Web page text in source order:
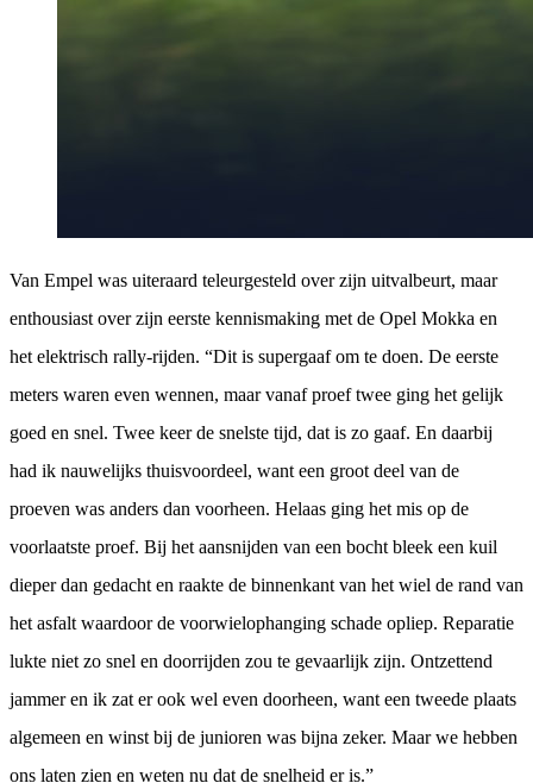
Van Empel was uiteraard teleurgesteld over zijn uitvalbeurt, maar
enthousiast over zijn eerste kennismaking met de Opel Mokka en
het elektrisch rally-rijden. “Dit is supergaaf om te doen. De eerste
meters waren even wennen, maar vanaf proef twee ging het gelijk
goed en snel. Twee keer de snelste tijd, dat is zo gaaf. En daarbij
had ik nauwelijks thuisvoordeel, want een groot deel van de
proeven was anders dan voorheen. Helaas ging het mis op de
voorlaatste proef. Bij het aansnijden van een bocht bleek een kuil
dieper dan gedacht en raakte de binnenkant van het wiel de rand van
het asfalt waardoor de voorwielophanging schade opliep. Reparatie
lukte niet zo snel en doorrijden zou te gevaarlijk zijn. Ontzettend
jammer en ik zat er ook wel even doorheen, want een tweede plaats
algemeen en winst bij de junioren was bijna zeker. Maar we hebben
ons laten zien en weten nu dat de snelheid er is.”